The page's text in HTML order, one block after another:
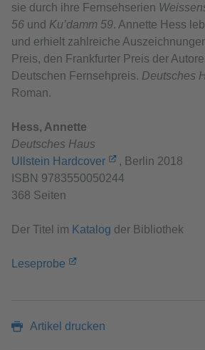
sie durch ihre Fernsehserien
56 und Ku’damm 59. Annette Hess
und erhielt zahlreiche
Preis, den Frankfurter Preis der
Deutschen Fernsehpreis. Deutsches
Roman.
Hess, Annette
Deutsches Haus
Ullstein Hardcover
, Berlin 2018
ISBN 9783550050244
368 Seiten
Der Titel im Katalog der Bibliothek
Leseprobe
Artikel drucken